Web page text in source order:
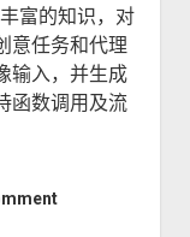
富的知识，对
意任务和代理
输入，并生成
函数调用及流